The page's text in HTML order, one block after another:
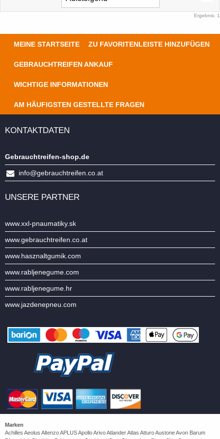
Ergebnis: 1
MEINE STARTSEITE ZU FAVORITENLEISTE HINZUFÜGEN
GEBRAUCHTREIFEN ANKAUF
WICHTIGE INFORMATIONEN
AM HÄUFIGSTEN GESTELLTE FRAGEN
KONTAKTDATEN
Gebrauchtreifen-shop.de
info@gebrauchtreifen.co.at
UNSERE PARTNER
www.xxl-pnaumatiky.sk
www.gebrauchtreifen.co.at
www.hasznaltgumik.com
www.rabljenegume.com
www.rabljenegume.hr
www.jazdenepneu.com
Marken
Achilles Aeolus Altenzo APLUS Apollo Arivo Atlander Atlas Atturo Austone Avon Barum